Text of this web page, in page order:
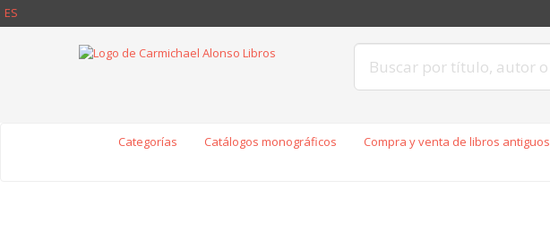
ES
Categorías Catálogos monográficos Compra y venta de libros antiguos